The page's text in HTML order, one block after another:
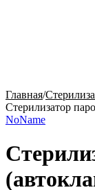
Главная/
Стерилизатор
NoName